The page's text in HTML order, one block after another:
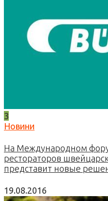
3
Новини
На Международном
рестораторов
представит новые
19.08.2016